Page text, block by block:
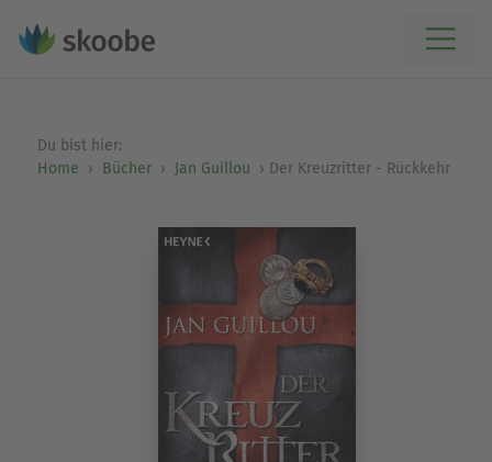
Du bist hier:
Home
Bücher Jan Guillou Der Kreuzritter - Rückkehr